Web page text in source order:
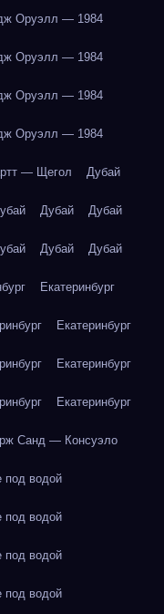
Оруэлл — 1984
Оруэлл — 1984
Оруэлл — 1984
Оруэлл — 1984
— Щегол Дубай
Дубай Дубай
Дубай Дубай
Екатеринбург
Екатеринбург
Екатеринбург
Екатеринбург
Санд — Консуэло
водой
водой
водой
водой